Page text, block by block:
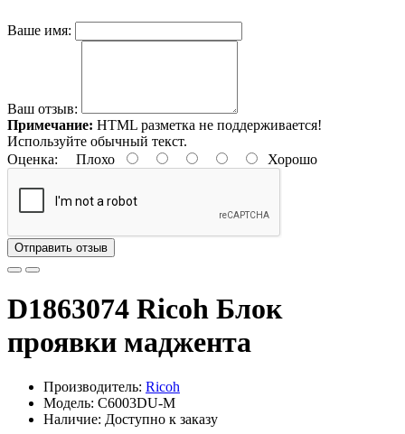
Ваше имя:
Ваш отзыв:
Примечание: HTML разметка не поддерживается!
Используйте обычный текст.
Оценка: Плохо Хорошо
Отправить отзыв
D1863074 Ricoh Блок
проявки маджента
Производитель: Ricoh
Модель: C6003DU-M
Наличие: Доступно к заказу